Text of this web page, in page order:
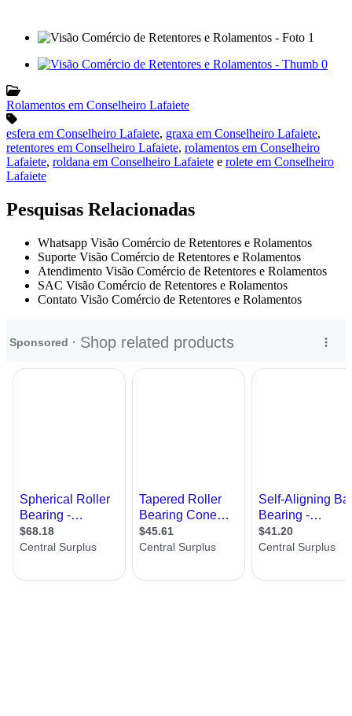
Rolamentos em Conselheiro Lafaiete
esfera em Conselheiro Lafaiete, graxa em Conselheiro Lafaiete,
retentores em Conselheiro Lafaiete, rolamentos em Conselheiro
Lafaiete, roldana em Conselheiro Lafaiete e rolete em Conselheiro
Lafaiete
Pesquisas Relacionadas
Whatsapp Visão Comércio de Retentores e Rolamentos
Suporte Visão Comércio de Retentores e Rolamentos
Atendimento Visão Comércio de Retentores e Rolamentos
SAC Visão Comércio de Retentores e Rolamentos
Contato Visão Comércio de Retentores e Rolamentos